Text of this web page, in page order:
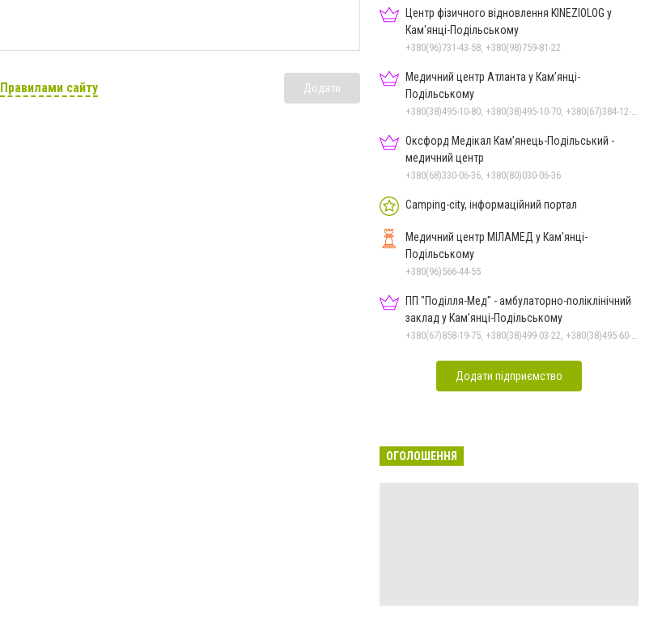
Правилами сайту Додати
Центр фізичного відновлення KINEZIOLOG у
Кам'янці-Подільському
+380(96)731-43-58, +380(98)759-81-22
Медичний центр Атланта у Кам’янці-
Подільському
+380(38)495-10-80, +380(38)495-10-70, +380(67)384-12-07
Оксфорд Медікал Кам’янець-Подільський -
медичний центр
+380(68)330-06-36, +380(80)030-06-36
Camping-city, інформаційний портал
Медичний центр МІЛАМЕД у Кам'янці-
Подільському
+380(96)566-44-55
ПП "Поділля-Мед" - амбулаторно-поліклінічний
заклад у Кам’янці-Подільському
+380(67)858-19-75, +380(38)499-03-22, +380(38)495-60-27
Додати підприємство
ОГОЛОШЕННЯ